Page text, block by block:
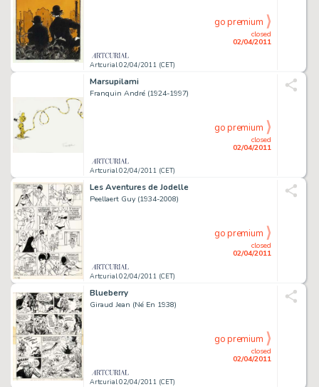
Artcurial 02/04/2011 (CET)
closed
02/04/2011
go premium
Marsupilami
Franquin André (1924-1997)
Artcurial 02/04/2011 (CET)
closed
02/04/2011
go premium
Les Aventures de Jodelle
Peellaert Guy (1934-2008)
Artcurial 02/04/2011 (CET)
closed
02/04/2011
go premium
Blueberry
Giraud Jean (Né En 1938)
Artcurial 02/04/2011 (CET)
closed
02/04/2011
go premium